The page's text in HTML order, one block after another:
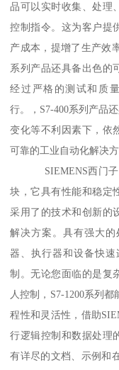
品可以实时收集、处理
控制指令。这为客户提
产成本，提增了生产效
系列产品还具备出色的
经过严格的测试和质
行。，S7-400系列产品
变化等不利因素下，依
可靠的工业自动化解决方
SIEMENS西门子
块，它具有性能和稳定
采用了的技术和创新的
解决方案。具有强大
器、执行器和设备快
制。无论您面临的是复
人控制，S7-1200系列
程性和灵活性，借助
行逻辑控制和数据处理
有详尽的文档、示例和